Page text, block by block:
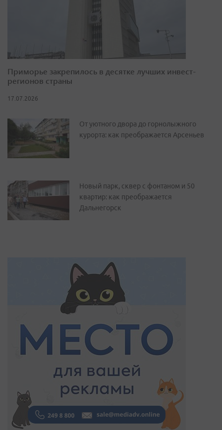
Приморье закрепилось в десятке лучших инвест-
регионов страны
17.07.2026
От уютного двора до горнолыжного
курорта: как преображается Арсеньев
Новый парк, сквер с фонтаном и 50
квартир: как преображается
Дальнегорск